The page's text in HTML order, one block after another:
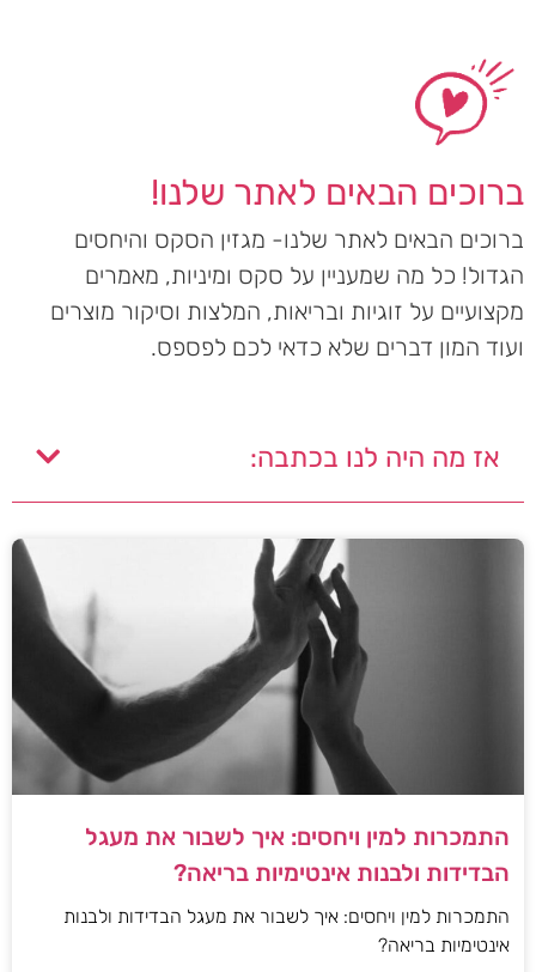
ברוכים הבאים לאתר שלנו!
ברוכים הבאים לאתר שלנו- מגזין הסקס והיחסים
הגדול! כל מה שמעניין על סקס ומיניות, מאמרים
מקצועיים על זוגיות ובריאות, המלצות וסיקור מוצרים
ועוד המון דברים שלא כדאי לכם לפספס.
אז מה היה לנו בכתבה:
התמכרות למין ויחסים: איך לשבור את מעגל
הבדידות ולבנות אינטימיות בריאה?
התמכרות למין ויחסים: איך לשבור את מעגל הבדידות ולבנות
אינטימיות בריאה?